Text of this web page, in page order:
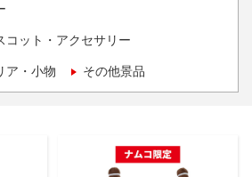
コット・アクセサリー
ア・小物 その他景品